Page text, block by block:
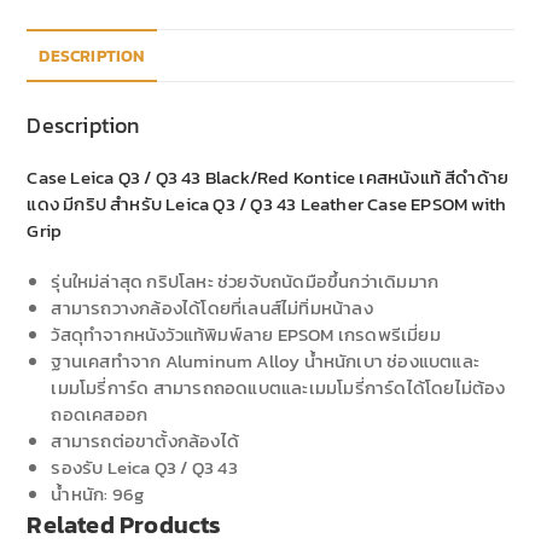
DESCRIPTION
Description
Case Leica Q3 / Q3 43 Black/Red Kontice เคสหนังแท้ สีดำด้าย
แดง มีกริป สำหรับ Leica Q3 / Q3 43 Leather Case EPSOM with
Grip
รุ่นใหม่ล่าสุด กริปโลหะ ช่วยจับถนัดมือขึ้นกว่าเดิมมาก
สามารถวางกล้องได้โดยที่เลนส์ไม่ทิ่มหน้าลง
วัสดุทำจากหนังวัวแท้พิมพ์ลาย EPSOM เกรดพรีเมี่ยม
ฐานเคสทำจาก Aluminum Alloy น้ำหนักเบา ช่องแบตและ
เมมโมรี่การ์ด สามารถถอดแบตและเมมโมรี่การ์ดได้โดยไม่ต้อง
ถอดเคสออก
สามารถต่อขาตั้งกล้องได้
รองรับ Leica Q3 / Q3 43
น้ำหนัก: 96g
Related Products